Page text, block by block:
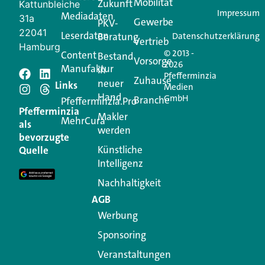
Jetzt anmelden
Schreiben Sie einen
Kommentar
Ihre E-Mail-Adresse wird nicht veröffentlicht.
Erforderliche Felder sind mit
Kommentar
Kattunbleiche
31a
22041
Hamburg
Pfefferminzia
als
bevorzugte
Quelle
Mediadaten
Leserdaten
Content
Manufaktur
Links
Pfefferminzia.Pro
MehrCura
Zukunft
PKV-
Beratung
Bestand
in
neuer
Hand
Makler
werden
Künstliche
Intelligenz
Nachhaltigkeit
AGB
Werbung
Sponsoring
Veranstaltungen
Gewerbe
Vertrieb
Vorsorge
Zuhause
Branche
© 2013 -
2026
Pfefferminzia
Medien
GmbH
Impressum
Datenschutzerklärung